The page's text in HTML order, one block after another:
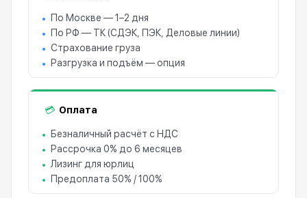
По Москве — 1–2 дня
По РФ — ТК (СДЭК, ПЭК, Деловые линии)
Страхование груза
Разгрузка и подъём — опция
💳 Оплата
Безналичный расчёт с НДС
Рассрочка 0% до 6 месяцев
Лизинг для юрлиц
Предоплата 50% / 100%